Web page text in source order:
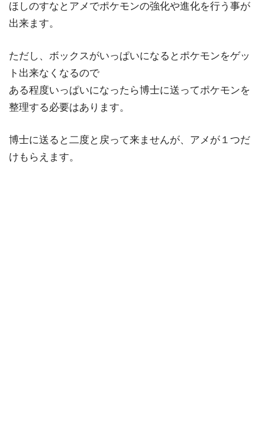
ほしのすなとアメでポケモンの強化や進化を行う事が
出来ます。
ただし、ボックスがいっぱいになるとポケモンをゲッ
ト出来なくなるので
ある程度いっぱいになったら博士に送ってポケモンを
整理する必要はあります。
博士に送ると二度と戻って来ませんが、アメが１つだ
けもらえます。